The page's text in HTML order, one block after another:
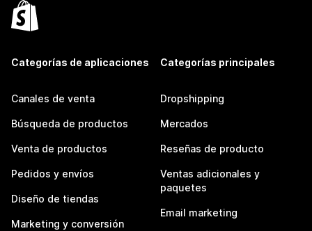
Categorías de aplicaciones
Canales de venta
Búsqueda de productos
Venta de productos
Pedidos y envíos
Diseño de tiendas
Marketing y conversión
Categorías principales
Dropshipping
Mercados
Reseñas de producto
Ventas adicionales y
paquetes
Email marketing